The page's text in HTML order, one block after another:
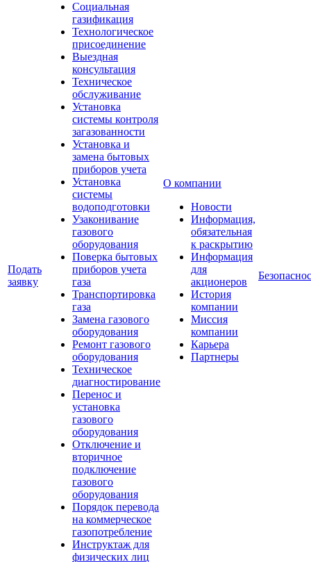
Подать
заявку
Социальная
газификация
Технологическое
присоединение
Выездная
консультация
Техническое
обслуживание
Установка
системы контроля
загазованности
Установка и
замена бытовых
приборов учета
Установка
системы
водоподготовки
Узаконивание
газового
оборудования
Поверка бытовых
приборов учета
газа
Транспортировка
газа
Замена газового
оборудования
Ремонт газового
оборудования
Техническое
диагностирование
Перенос и
установка
газового
оборудования
Отключение и
вторичное
подключение
газового
оборудования
Порядок перевода
на коммерческое
газопотребление
Инструктаж для
физических лиц
О компании
Новости
Информация,
обязательная
к раскрытию
Информация
для
акционеров
История
компании
Миссия
компании
Карьера
Партнеры